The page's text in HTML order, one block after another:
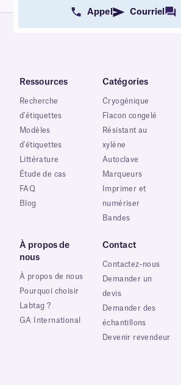
Appel Courriel
Ressources
Recherche
d'étiquettes
Modèles
d'étiquettes
Littérature
Étude de cas
FAQ
Blog
Catégories
Cryogénique
Flacon congelé
Résistant au
xylène
Autoclave
Marqueurs
Imprimer et
numériser
Bandes
À propos de
nous
À propos de nous
Pourquoi choisir
Labtag ?
GA International
Contact
Contactez-nous
Demander un
devis
Demander des
échantillons
Devenir revendeur